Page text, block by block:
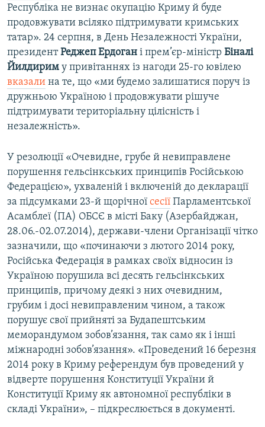
Республіка не визнає окупацію Криму й буде
продовжувати всіляко підтримувати кримських
татар». 24 серпня, в День Незалежності України,
президентРеджеп Ердоган і прем’єр-міністр Біналі
Йилдирим у привітаннях із нагоди 25-го ювілею
вказали на те, що «ми будемо залишатися поруч із
дружньою Україною і продовжувати рішуче
підтримувати територіальну цілісність і
незалежність».
У резолюції «Очевидне, грубе й невиправлене
порушення гельсінкських принципів Російською
Федерацією», ухваленій і включеній до декларації
за підсумками 23-й щорічної сесії Парламентської
Асамблеї (ПА) ОБСЄ в місті Баку (Азербайджан,
28.06.-02.07.2014), держави-члени Організації чітко
зазначили, що «починаючи з лютого 2014 року,
Російська Федерація в рамках своїх відносин із
Україною порушила всі десять гельсінкських
принципів, причому деякі з них очевидним,
грубим і досі невиправленим чином, а також
порушує свої прийняті за Будапештським
меморандумом зобов’язання, так само як і інші
міжнародні зобов’язання». «Проведений 16 березня
2014 року в Криму референдум був проведений у
відверте порушення Конституції України й
Конституції Криму як автономної республіки в
складі України», – підкреслюється в документі.